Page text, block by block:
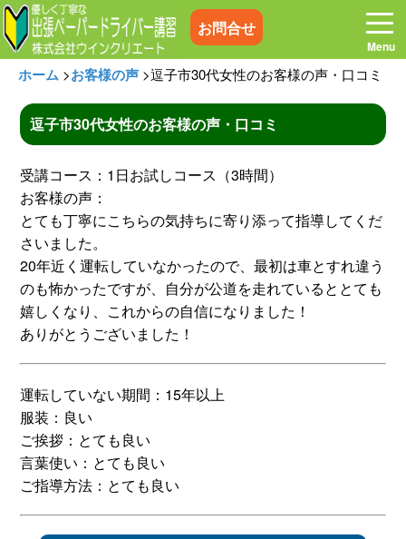
お問合せ
ホーム お電話はこちら
プログラム 講習料金
お客様の声 コラム&トピックス
よくある質問
出張地域
スタッフ紹介
簡易補助ブレーキと
は
ホーム >お客様の声 >逗子市30代女性のお客様の声・口コミ
逗子市30代女性のお客様の声・口コミ
受講コース：1日お試しコース（3時間）
お客様の声：
とても丁寧にこちらの気持ちに寄り添って指導してくだ
さいました。
20年近く運転していなかったので、最初は車とすれ違う
のも怖かったですが、自分が公道を走れているととても
嬉しくなり、これからの自信になりました！
ありがとうございました！
運転していない期間：15年以上
服装：良い
ご挨拶：とても良い
言葉使い：とても良い
ご指導方法：とても良い